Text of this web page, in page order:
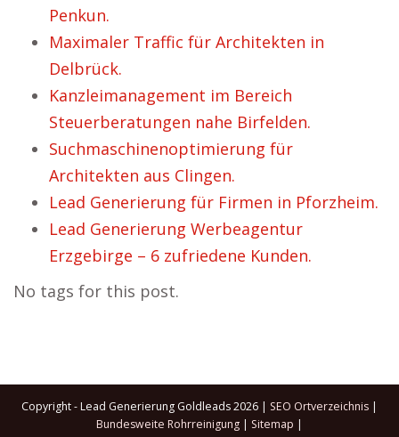
Penkun.
Maximaler Traffic für Architekten in
Delbrück.
Kanzleimanagement im Bereich
Steuerberatungen nahe Birfelden.
Suchmaschinenoptimierung für
Architekten aus Clingen.
Lead Generierung für Firmen in Pforzheim.
Lead Generierung Werbeagentur
Erzgebirge – 6 zufriedene Kunden.
No tags for this post.
Copyright - Lead Generierung Goldleads 2026 | SEO Ortverzeichnis |
Bundesweite Rohrreinigung | Sitemap |